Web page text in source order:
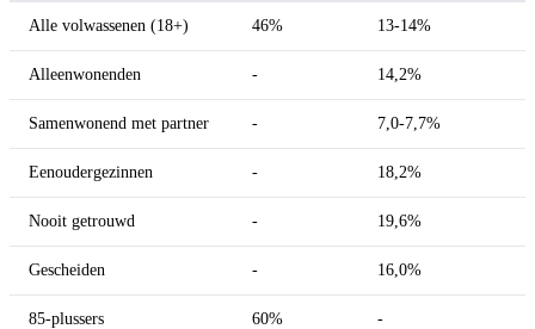
Alle volwassenen (18+) 46% 13-14%
Alleenwonenden - 14,2%
Samenwonend met partner - 7,0-7,7%
Eenoudergezinnen - 18,2%
Nooit getrouwd - 19,6%
Gescheiden - 16,0%
85-plussers 60% -